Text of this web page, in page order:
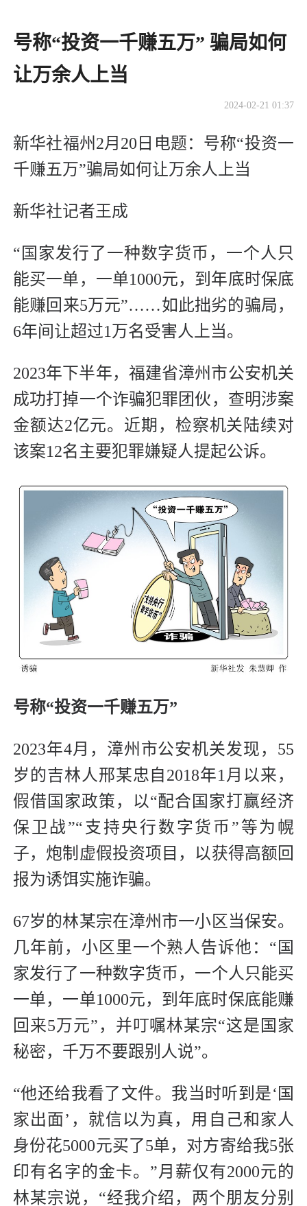
号称“投资一千赚五万” 骗局如何
让万余人上当
2024-02-21 01:37
新华社福州2月20日电题：号称“投资一
千赚五万”骗局如何让万余人上当
新华社记者王成
“国家发行了一种数字货币，一个人只
能买一单，一单1000元，到年底时保底
能赚回来5万元”……如此拙劣的骗局，
6年间让超过1万名受害人上当。
2023年下半年，福建省漳州市公安机关
成功打掉一个诈骗犯罪团伙，查明涉案
金额达2亿元。近期，检察机关陆续对
该案12名主要犯罪嫌疑人提起公诉。
号称“投资一千赚五万”
2023年4月，漳州市公安机关发现，55
岁的吉林人邢某忠自2018年1月以来，
假借国家政策，以“配合国家打赢经济
保卫战”“支持央行数字货币”等为幌
子，炮制虚假投资项目，以获得高额回
报为诱饵实施诈骗。
67岁的林某宗在漳州市一小区当保安。
几年前，小区里一个熟人告诉他：“国
家发行了一种数字货币，一个人只能买
一单，一单1000元，到年底时保底能赚
回来5万元”，并叮嘱林某宗“这是国家
秘密，千万不要跟别人说”。
“他还给我看了文件。我当时听到是‘国
家出面’，就信以为真，用自己和家人
身份花5000元买了5单，对方寄给我5张
印有名字的金卡。”月薪仅有2000元的
林某宗说，“经我介绍，两个朋友分别